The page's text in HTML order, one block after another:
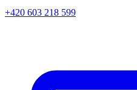
+420 603 218 599